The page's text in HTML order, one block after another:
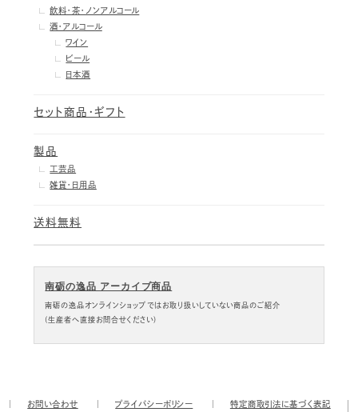
飲料・茶・ノンアルコール
酒・アルコール
ワイン
ビール
日本酒
セット商品・ギフト
製品
工芸品
雑貨・日用品
送料無料
南砺の逸品 アーカイブ商品
南砺の逸品オンラインショップではお取り扱いしていない商品のご紹介
(生産者へ直接お問合せください)
お問い合わせ プライバシーポリシー 特定商取引法に基づく表記